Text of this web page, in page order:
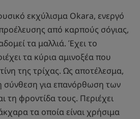
εκχύλισμα Okara, ενεργό
από καρπούς σόγιας,
τα μαλλιά. Έχει το
τα κύρια αμινοξέα που
της τρίχας. Ως αποτέλεσμα,
σύνθεση για επανόρθωση των
τη φροντίδα τους. Περιέχει
τα οποία είναι χρήσιμα